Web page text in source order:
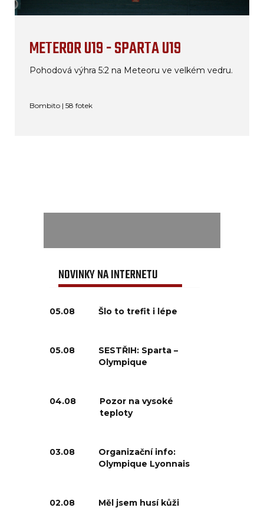
METEROR U19 - SPARTA U19
Pohodová výhra 5:2 na Meteoru ve velkém vedru.
Bombito | 58 fotek
NOVINKY NA INTERNETU
05.08 Šlo to trefit i lépe
05.08
SESTŘIH: Sparta –
Olympique
04.08
Pozor na vysoké
teploty
03.08
Organizační info:
Olympique Lyonnais
02.08 Měl jsem husí kůži